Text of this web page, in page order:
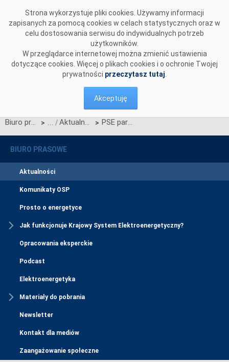
Strona wykorzystuje pliki cookies. Używamy informacji
zapisanych za pomocą cookies w celach statystycznych oraz w
celu dostosowania serwisu do indywidualnych potrzeb
użytkowników.
W przeglądarce internetowej można zmienić ustawienia
dotyczące cookies. Więcej o plikach cookies i o ochronie Twojej
prywatności przeczytasz tutaj
Akceptuję
Biuro prasowe > Aktualności > PSE partnerem akcji #WdzięczniMedykom
BIURO PRASOWE
Aktualności
Komunikaty OSP
Prosto o energetyce
Jak funkcjonuje Krajowy System Elektroenergetyczny?
Opracowania eksperckie
Podcast
Elektroenergetyka
Materiały do pobrania
Newsletter
Kontakt dla mediów
Zaangażowanie społeczne